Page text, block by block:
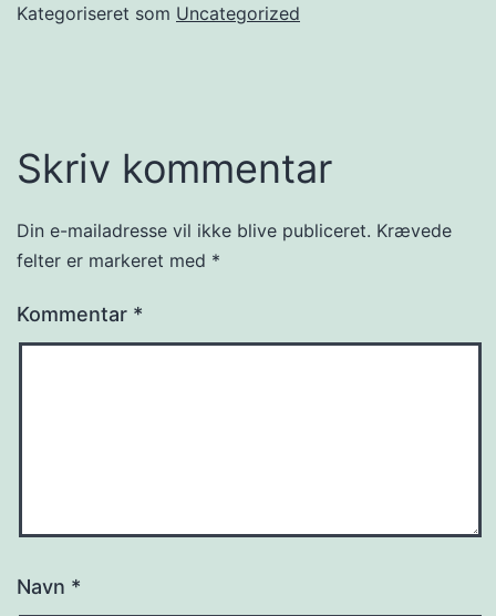
Kategoriseret som Uncategorized
Skriv kommentar
Din e-mailadresse vil ikke blive publiceret. Krævede
felter er markeret med *
Kommentar *
Navn *